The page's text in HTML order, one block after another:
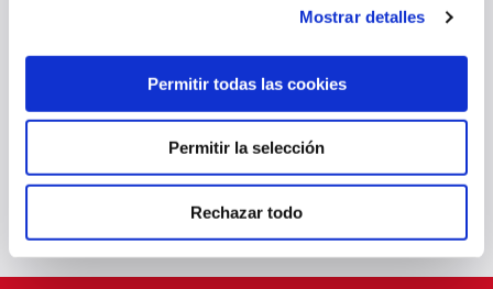
Mostrar detalles
Permitir todas las cookies
Permitir la selección
Rechazar todo
TEMPORADA 2026/27